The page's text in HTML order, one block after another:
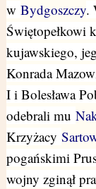
w Bydgoszczy.
Świętopełkowi
kujawskiego,
Konrada
I i Bolesława
odebrali mu
Krzyżacy
pogańskimi
wojny zginął